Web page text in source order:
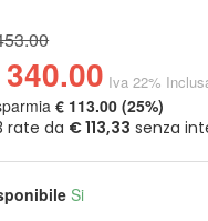
Iva 22%
€ 113.00 (25%)
Si